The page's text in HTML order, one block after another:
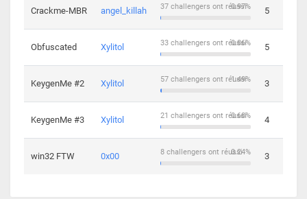
Crackme-MBR angel_killah 0.97%
37 challengers ont réussi 5
Obfuscated Xylitol 0.86%
33 challengers ont réussi 5
KeygenMe #2 Xylitol 1.49%
57 challengers ont réussi 3
KeygenMe #3 Xylitol 0.68%
21 challengers ont réussi 4
win32 FTW 0x00 0.24%
8 challengers ont réussi 3